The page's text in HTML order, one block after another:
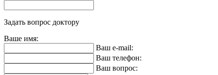
Задать вопрос доктору
Ваше имя:
Ваш e-mail:
Ваш телефон:
Ваш вопрос: